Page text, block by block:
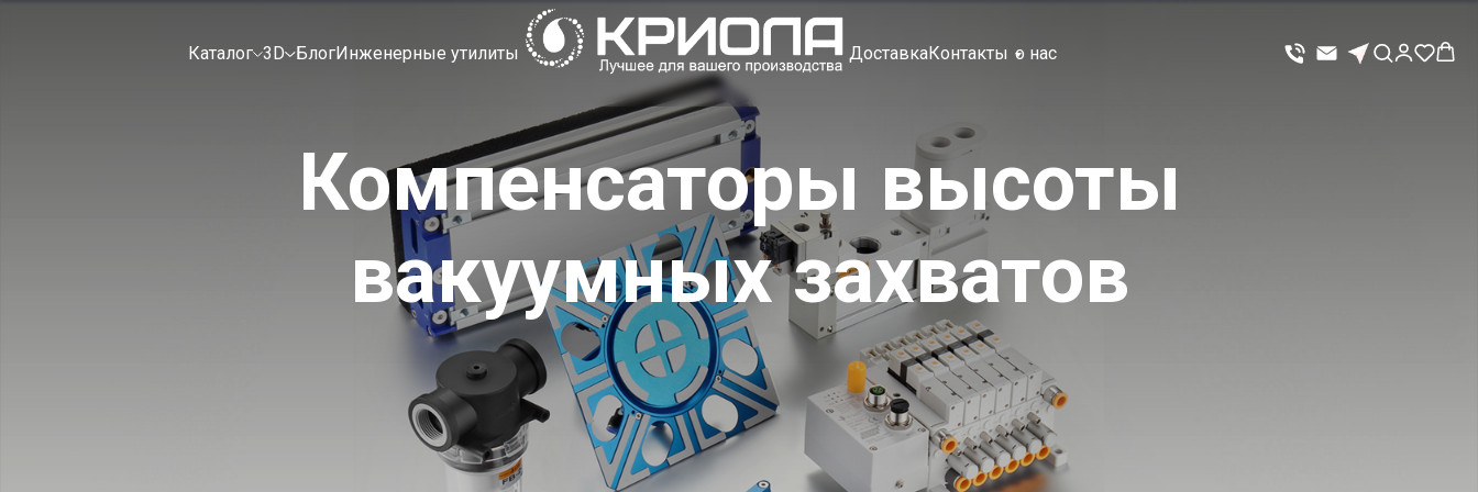
Каталог 3D БлогИнженерные утилиты ДоставкаКонтакты о нас
Компенсаторы высоты
вакуумных захватов